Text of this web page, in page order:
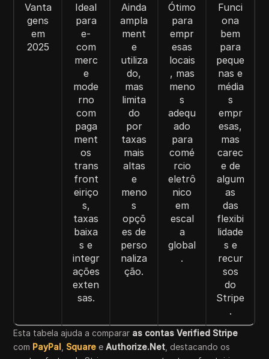
Vanta
gens
em
2025
Ideal
para
e-
com
merc
e
mode
rno
com
paga
ment
os
trans
front
eiriço
s,
taxas
baixa
s e
integr
ações
exten
sas.
Ainda
ampla
ment
e
utiliza
do,
mas
limita
do
por
taxas
mais
altas
e
meno
s
opçõ
es de
perso
naliza
ção.
Ótimo
para
empr
esas
locais
, mas
meno
s
adequ
ado
para
comé
rcio
eletrô
nico
em
escal
a
global
.
Funci
ona
bem
para
peque
nas e
média
s
empr
esas,
mas
carec
e de
algum
as
das
flexibi
lidade
s e
recur
sos
do
Stripe
.
Esta tabela ajuda a comparar as contas Verified Stripe
com PayPal Square eAuthorize.Net , destacando os